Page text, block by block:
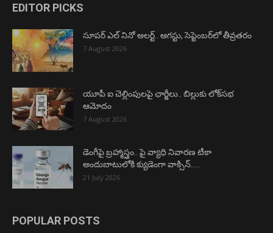
EDITOR PICKS
సూపర్ ఎల్ నినో అలర్ట్.. ఆగస్టు, సెప్టెంబర్‌లో తీవ్రతరం
7 August 2026
యూపీ ఐ చెల్లింపులపై ఛార్జీలు.. బిల్లుకు లోక్‌సభ
ఆమోదం
7 August 2026
డెంగీపై బ్రహ్మాస్త్రం.. పై వ్యాధి నివారణ టీకా
అందుబాటులోకి క్యుడెంగా వాక్సిన్…..
21 July 2026
POPULAR POSTS